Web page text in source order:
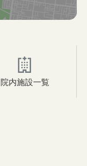
院内施設一覧